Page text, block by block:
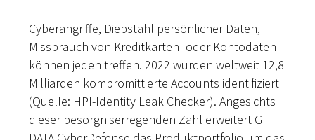
Cyberangriffe, Diebstahl persönlicher Daten,
Missbrauch von Kreditkarten- oder Kontodaten
können jeden treffen. 2022 wurden weltweit 12,8
Milliarden kompromittierte Accounts identifiziert
(Quelle: HPI-Identity Leak Checker). Angesichts
dieser besorgniserregenden Zahl erweitert G